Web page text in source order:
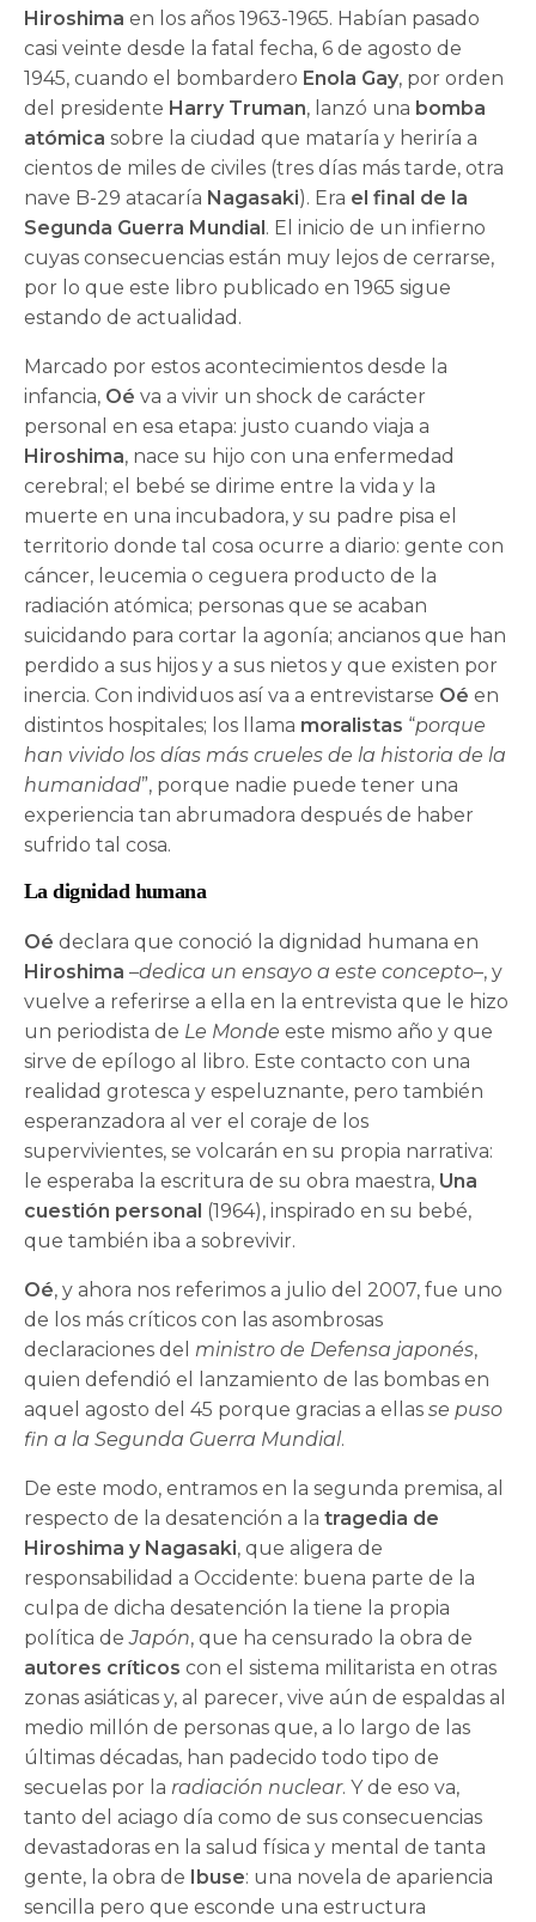
Hiroshima en los años 1963-1965. Habían pasado
casi veinte desde la fatal fecha, 6 de agosto de
1945, cuando el bombardero Enola Gay, por orden
del presidente Harry Truman, lanzó una bomba
atómica sobre la ciudad que mataría y heriría a
cientos de miles de civiles (tres días más tarde, otra
nave B-29 atacaría Nagasaki). Era el final de la
Segunda Guerra Mundial. El inicio de un infierno
cuyas consecuencias están muy lejos de cerrarse,
por lo que este libro publicado en 1965 sigue
estando de actualidad.
Marcado por estos acontecimientos desde la
infancia, Oé va a vivir un shock de carácter
personal en esa etapa: justo cuando viaja a
Hiroshima, nace su hijo con una enfermedad
cerebral; el bebé se dirime entre la vida y la
muerte en una incubadora, y su padre pisa el
territorio donde tal cosa ocurre a diario: gente con
cáncer, leucemia o ceguera producto de la
radiación atómica; personas que se acaban
suicidando para cortar la agonía; ancianos que han
perdido a sus hijos y a sus nietos y que existen por
inercia. Con individuos así va a entrevistarse Oé en
distintos hospitales; los llama moralistas “porque
han vivido los días más crueles de la historia de la
humanidad”, porque nadie puede tener una
experiencia tan abrumadora después de haber
sufrido tal cosa.
La dignidad humana
Oé declara que conoció la dignidad humana en
Hiroshima –dedica un ensayo a este concepto–, y
vuelve a referirse a ella en la entrevista que le hizo
un periodista de Le Monde este mismo año y que
sirve de epílogo al libro. Este contacto con una
realidad grotesca y espeluznante, pero también
esperanzadora al ver el coraje de los
supervivientes, se volcarán en su propia narrativa:
le esperaba la escritura de su obra maestra, Una
cuestión personal (1964), inspirado en su bebé,
que también iba a sobrevivir.
Oé, y ahora nos referimos a julio del 2007, fue uno
de los más críticos con las asombrosas
declaraciones delministro de Defensa japonés,
quien defendió el lanzamiento de las bombas en
aquel agosto del 45 porque gracias a ellasse puso
fin a la Segunda Guerra Mundial.
De este modo, entramos en la segunda premisa, al
respecto de la desatención a latragedia de
Hiroshima y Nagasaki, que aligera de
responsabilidad a Occidente: buena parte de la
culpa de dicha desatención la tiene la propia
política deJapón, que ha censurado la obra de
autores críticos con el sistema militarista en otras
zonas asiáticas y, al parecer, vive aún de espaldas al
medio millón de personas que, a lo largo de las
últimas décadas, han padecido todo tipo de
secuelas por laradiación nuclear. Y de eso va,
tanto del aciago día como de sus consecuencias
devastadoras en la salud física y mental de tanta
gente, la obra de Ibuse: una novela de apariencia
sencilla pero que esconde una estructura